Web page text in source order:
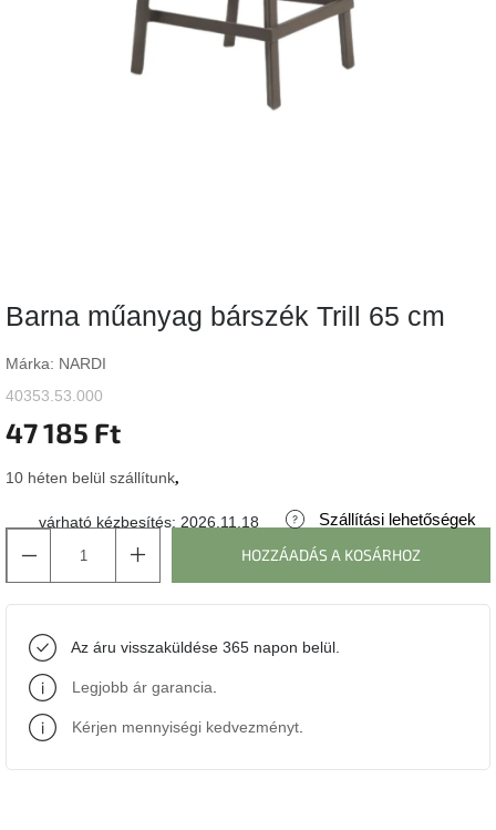
gyűjtemény
Kave
Home
gyűjtemény
gyűjtemény
line
Tenzo
gyűjtemény
Yens
gyűjtemény
Barna műanyag bárszék Trill 65 cm
Márka: NARDI
40353.53.000
47 185 Ft
10 héten belül szállítunk
várható kézbesítés: 2026.11.18
Szállítási lehetőségek
HOZZÁADÁS A KOSÁRHOZ
Az áru visszaküldése 365 napon belül.
Legjobb ár garancia
Kérjen mennyiségi kedvezményt